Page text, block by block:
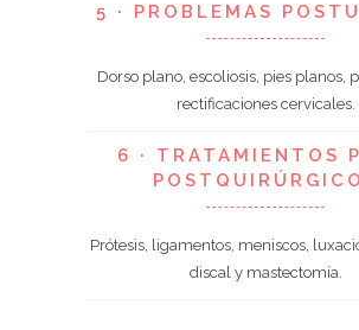
5 · PROBLEMAS
Dorso plano, escoliosis, pies planos,
rectificaciones cervicales.
6 · TRATAMIENTOS
Prótesis, ligamentos, meniscos,
discal y mastectomía.